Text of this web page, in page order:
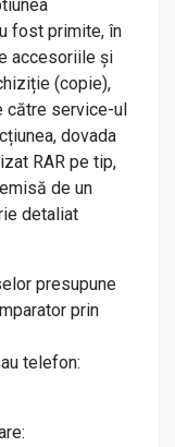
fost primite, în
accesoriile şi
(copie),
către service-ul
dovada
RAR pe tip,
de un
detaliat
presupune
prin
telefon: